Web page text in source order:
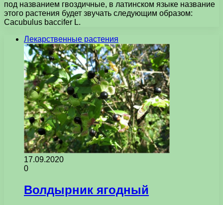
под названием гвоздичные, в латинском языке название
этого растения будет звучать следующим образом:
Cacubulus baccifer L.
Лекарственные растения
17.09.2020
0
Волдырник ягодный